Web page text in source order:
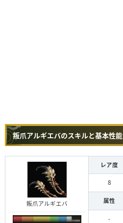
叛爪アルギエバのスキルと基本性能
叛爪アルギエバ
レア度
8
属性
-